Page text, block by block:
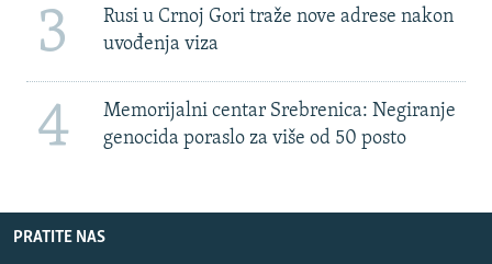
3
Rusi u Crnoj Gori traže nove adrese nakon
uvođenja viza
4
Memorijalni centar Srebrenica: Negiranje
genocida poraslo za više od 50 posto
PRATITE NAS